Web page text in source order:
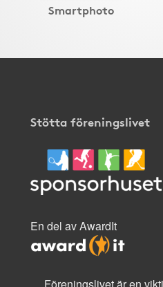
Smartphoto
Stötta föreningslivet
En del av AwardIt